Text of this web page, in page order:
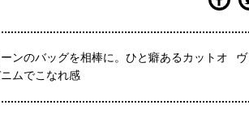
ンのバッグを相棒に。ひと癖あるカットオ
ムでこなれ感